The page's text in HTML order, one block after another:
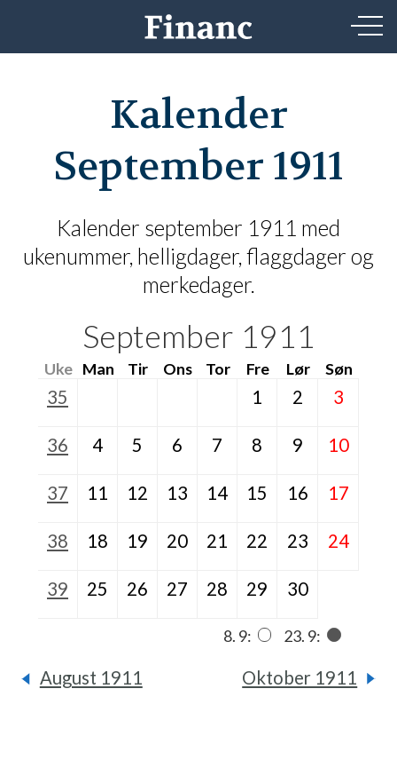
Kalender
September 1911
Kalender september 1911 med
ukenummer, helligdager, flaggdager og
merkedager.
September 1911
Uke Man Tir Ons Tor Fre Lør Søn
35 1 2 3
36 4 5 6 7 8 9 10
37 11 12 13 14 15 16 17
38 18 19 20 21 22 23 24
39 25 26 27 28 29 30
8. 9: 23. 9:
August 1911 Oktober 1911